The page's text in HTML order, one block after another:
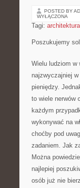
POSTED BY
WYŁĄCZONA
Tagi: architektura
Poszukujemy
Wielu ludziom w
najzwyczajniej
pieniędzy.
to wiele nerwów
każdym
wykonywać na
choćby pod
zadaniem. Jak
Można
najlepiej
osób już nie